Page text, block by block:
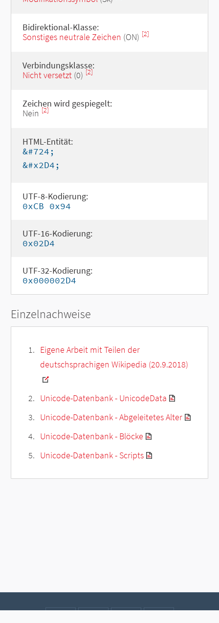
Bidirektional-Klasse:
Sonstiges neutrale Zeichen (ON) [2]
Verbindungsklasse:
Nicht versetzt(0) [2]
Zeichen wird gespiegelt:
Nein [2]
HTML-Entität:
&#724;
&#x2D4;
UTF-8-Kodierung:
0xCB 0x94
UTF-16-Kodierung:
0x02D4
UTF-32-Kodierung:
0x000002D4
Einzelnachweise
Eigene Arbeit mit Teilen der
deutschsprachigen Wikipedia (20.9.2018)
Unicode-Datenbank - UnicodeData
Unicode-Datenbank - Abgeleitetes Alter
Unicode-Datenbank - Blöcke
Unicode-Datenbank - Scripts